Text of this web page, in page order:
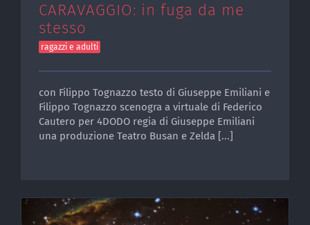
CARAVAGGIO: in fuga da me
stesso
ragazzi e adulti
con Filippo Tognazzo testo di Giuseppe Emiliani e
Filippo Tognazzo scenogra a virtuale di Federico
Cautero per 4DODO regia di Giuseppe Emiliani
una produzione Teatro Busan e Zelda [...]